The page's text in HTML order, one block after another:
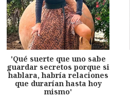
'Qué suerte que uno sabe
guardar secretos porque si
hablara, habría relaciones
que durarían hasta hoy
mismo'